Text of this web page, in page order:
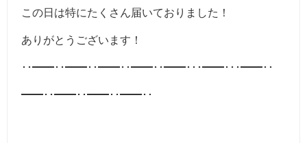
この日は特にたくさん届いておりました！
ありがとうございます！
･･━━･･━━･･━━･･━━･･━━･･･━━･･･━━･･
━━･･━━･･━━･･━━･･